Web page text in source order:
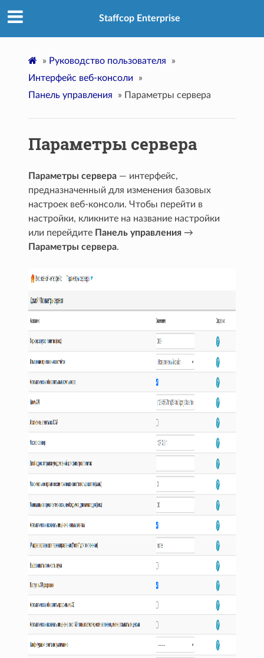
Staffcop Enterprise
» Руководство пользователя
»
Интерфейс веб-консоли
»
Панель управления
» Параметры сервера
Параметры сервера
Параметры сервера — интерфейс,
предназначенный для изменения базовых
настроек веб-консоли. Чтобы перейти в
настройки, кликните на название настройки
или перейдите Панель управления →
Параметры сервера.